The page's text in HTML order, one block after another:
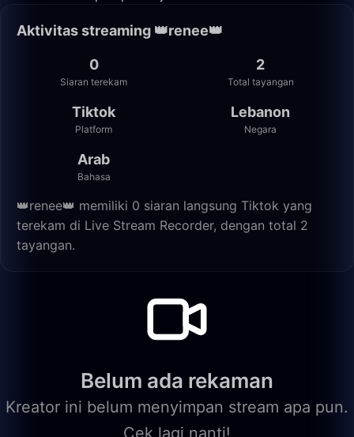
Aktivitas streaming 👑renee👑
0
Siaran terekam
2
Total tayangan
Tiktok
Platform
Lebanon
Negara
Arab
Bahasa
👑renee👑 memiliki 0 siaran langsung Tiktok yang
terekam di Live Stream Recorder, dengan total 2
tayangan.
Belum ada rekaman
Kreator ini belum menyimpan stream apa pun.
Cek lagi nanti!